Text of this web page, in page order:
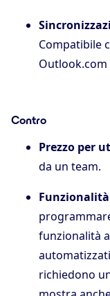
Compatibile
Outlook.com
Contro
Prezzo per
da un team.
funzionalità
richiedono